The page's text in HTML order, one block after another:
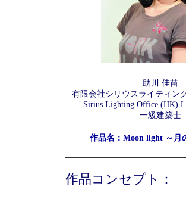
助川 佳苗
有限会社シリウスライティン
Sirius Lighting Office (HK)
一級建築士
作品名：Moon light ～月
作品コンセプト：